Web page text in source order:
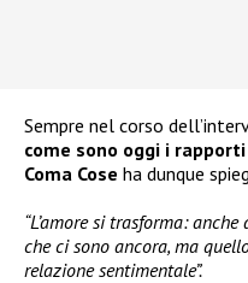
Sempre nel corso
come sono oggi i
Coma Cose ha dunque
“L’amore si trasforma:
che ci sono ancora, ma
relazione sentimentale”.